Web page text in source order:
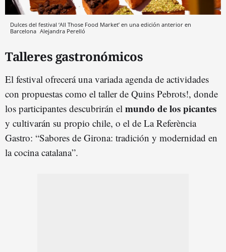
Dulces del festival ‘All Those Food Market’ en una edición anterior en
Barcelona Alejandra Perelló
Talleres gastronómicos
El festival ofrecerá una variada agenda de actividades
con propuestas como el taller de Quins Pebrots!, donde
los participantes descubrirán el mundo de los picantes
y cultivarán su propio chile, o el de La Referència
Gastro: “Sabores de Girona: tradición y modernidad en
la cocina catalana”.